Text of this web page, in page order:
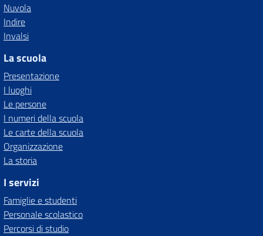
Nuvola
Indire
Invalsi
La scuola
Presentazione
I luoghi
Le persone
I numeri della scuola
Le carte della scuola
Organizzazione
La storia
I servizi
Famiglie e studenti
Personale scolastico
Percorsi di studio